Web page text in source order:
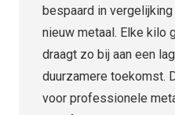
bespaard in
nieuw metaal. Elke kilo
draagt zo bij aan een
duurzamere toekomst.
voor professionele